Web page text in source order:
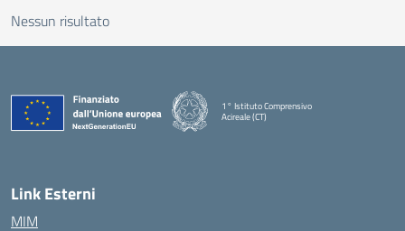
Nessun risultato
1° Istituto Comprensivo
Acireale (CT)
Link Esterni
MIM